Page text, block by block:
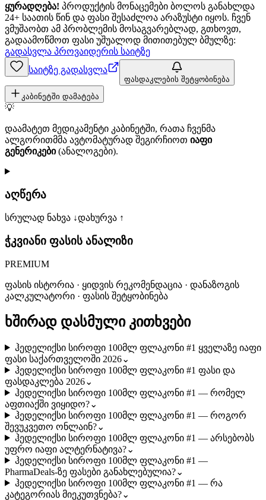
ყურადღება! პროდუქტის მონაცემები ბოლოს განახლდა
24+ საათის წინ და ფასი შესაძლოა არაზუსტი იყოს. ჩვენ
ვმუშაობთ ამ პრობლემის მოსაგვარებლად, გთხოვთ,
გადაამოწმოთ ფასი უშუალოდ მითითებულ ბმულზე:
გადასვლა პროვაიდერის საიტზე
საიტზე გადასვლა
ფასდაკლების შეტყობინება
კაბინეტში დამატება
💡
დაამატეთ მედიკამენტი კაბინეტში, რათა ჩვენმა
ალგორითმმა ავტომატურად შეგირჩიოთ იაფი
გენერიკები(ანალოგები).
აღწერა
სრულად ნახვა ↓დახურვა ↑
ჭკვიანი ფასის ანალიზი
PREMIUM
ფასის ისტორია · ყიდვის რეკომენდაცია · დანაზოგის
კალკულატორი · ფასის შეტყობინება
ხშირად დასმული კითხვები
ჰედელიქსი სიროფი 100მლ ფლაკონი #1 ყველაზე იაფი
ფასი საქართველოში 2026⌄
ჰედელიქსი სიროფი 100მლ ფლაკონი #1 ფასი და
ფასდაკლება 2026⌄
ჰედელიქსი სიროფი 100მლ ფლაკონი #1 — რომელ
აფთიაქში ვიყიდო?⌄
ჰედელიქსი სიროფი 100მლ ფლაკონი #1 — როგორ
შევუკვეთო ონლაინ?⌄
ჰედელიქსი სიროფი 100მლ ფლაკონი #1 — არსებობს
უფრო იაფი ალტერნატივა?⌄
ჰედელიქსი სიროფი 100მლ ფლაკონი #1 —
PharmaDeals-ზე ფასები განახლებულია?⌄
ჰედელიქსი სიროფი 100მლ ფლაკონი #1 — რა
კატეგორიას მიეკუთვნება?⌄